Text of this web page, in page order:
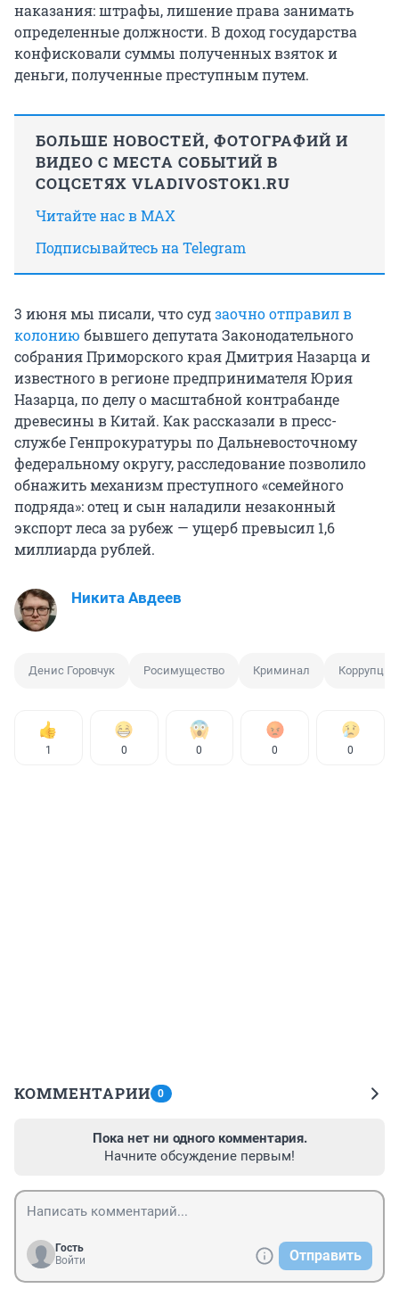
наказания: штрафы, лишение права занимать
определенные должности. В доход государства
конфисковали суммы полученных взяток и
деньги, полученные преступным путем.
БОЛЬШЕ НОВОСТЕЙ, ФОТОГРАФИЙ И
ВИДЕО С МЕСТА СОБЫТИЙ В
СОЦСЕТЯХ VLADIVOSTOK1.RU
Читайте нас в MAX
Подписывайтесь на Telegram
3 июня мы писали, что судзаочно отправил в
колонию бывшего депутата Законодательного
собрания Приморского края Дмитрия Назарца и
известного в регионе предпринимателя Юрия
Назарца, по делу о масштабной контрабанде
древесины в Китай. Как рассказали в пресс-
службе Генпрокуратуры по Дальневосточному
федеральному округу, расследование позволило
обнажить механизм преступного «семейного
подряда»: отец и сын наладили незаконный
экспорт леса за рубеж — ущерб превысил 1,6
миллиарда рублей.
Никита Авдеев
Денис Горовчук Росимущество Криминал Коррупция
1 0 0 0 0
КОММЕНТАРИИ 0
Пока нет ни одного комментария.
Начните обсуждение первым!
Гость
Войти
Отправить